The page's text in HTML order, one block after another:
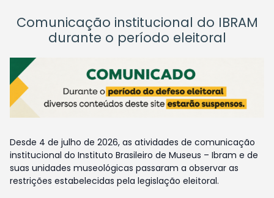
Comunicação institucional do IBRAM
durante o período eleitoral
Desde 4 de julho de 2026, as atividades de comunicação
institucional do Instituto Brasileiro de Museus – Ibram e de
suas unidades museológicas passaram a observar as
restrições estabelecidas pela legislação eleitoral.